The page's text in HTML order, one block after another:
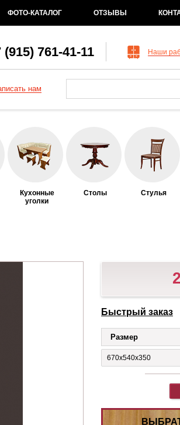
ФОТО-КАТАЛОГ ОТЗЫВЫ
(915) 761-41-11 Наши
нам
Кухонные
уголки
Столы Стулья
Быстрый заказ
Размер